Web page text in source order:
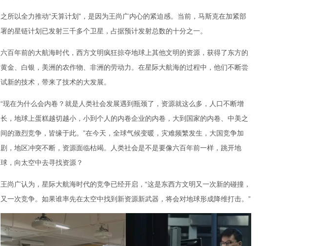
之所以全力推动“天算计划”，是因为王尚广内心的紧迫感。当前，马斯克在加紧部
署的星链计划已发射三千多个卫星，占据预计发射总数的十分之一。
六百年前的大航海时代，西方文明疯狂掠夺地球上其他文明的资源，获得了东方的
黄金、白银，美洲的农作物、非洲的劳动力。在星际大航海的过程中，他们不断尝
试新的技术，带来了技术的大发展。
“现在为什么会内卷？就是人类社会发展遇到瓶颈了，资源就这么多，人口不断增
长，地球上蛋糕越切越小，小到个人的内卷企业的内卷，大到国家的内卷、中美之
间的激烈竞争，皆缘于此。”在今天，全球气候变暖，灾难频繁发生，大国竞争加
剧，地区冲突不断，资源面临枯竭。人类社会是不是要像六百年前一样，跳开地
球，向太空中去寻找资源？
王尚广认为，星际大航海时代的竞争已经开启，“这是东西方文明又一次新的碰撞，
又一次竞争。如果谁率先在太空中找到新资源新武器，将会对地球形成降维打击。”